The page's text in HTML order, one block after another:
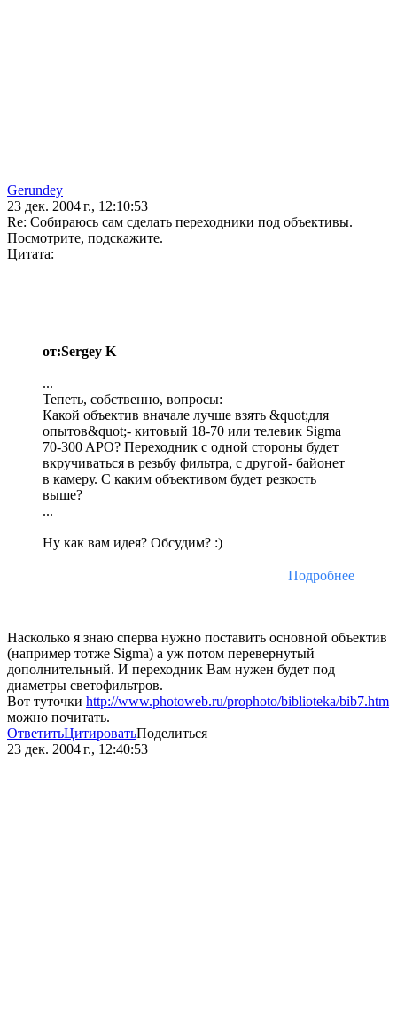
Gerundey
23 дек. 2004 г., 12:10:53
Re: Собираюсь сам сделать переходники под объективы.
Посмотрите, подскажите.
Цитата:
от:Sergey K
...
Тепеть, собственно, вопросы:
Какой объектив вначале лучше взять &quot;для
опытов&quot;- китовый 18-70 или телевик Sigma
70-300 APO? Переходник с одной стороны будет
вкручиваться в резьбу фильтра, с другой- байонет
в камеру. С каким объективом будет резкость
выше?
...
Ну как вам идея? Обсудим? :)
Подробнее
Насколько я знаю сперва нужно поставить основной объектив
(например тотже Sigma) а уж потом перевернутый
дополнительный. И переходник Вам нужен будет под
диаметры светофильтров.
Вот туточки http://www.photoweb.ru/prophoto/biblioteka/bib7.htm
можно почитать.
ОтветитьЦитироватьПоделиться
23 дек. 2004 г., 12:40:53